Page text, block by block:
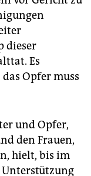
dieser
Es
Opfer muss
und Opfer,
den Frauen,
hielt, bis im
Unterstützung